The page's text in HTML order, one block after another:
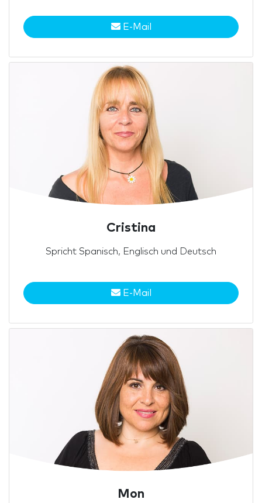
E-Mail
Cristina
Spricht Spanisch, Englisch und Deutsch
E-Mail
Mon